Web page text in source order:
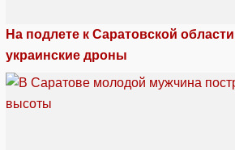
На подлете к Саратовской
украинские дроны